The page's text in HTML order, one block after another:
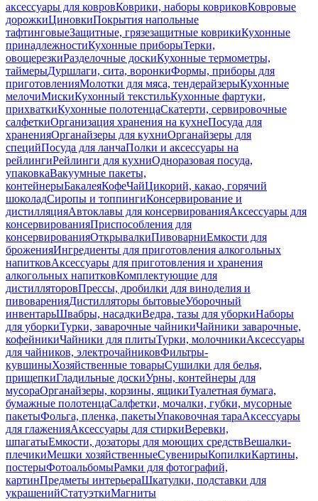
аксессуары для ковровКоврики, наборы ковриковКовровые
дорожкиЦиновкиПокрытия напольные
тафтинговыеЗащитные, грязезащитные коврикиКухонные
принадлежностиКухонные приборыТерки,
овощерезкиРазделочные доскиКухонные термометры,
таймерыДуршлаги, сита, воронкиФормы, приборы для
приготовленияМолотки для мяса, тендерайзерыКухонные
мелочиМискиКухонный текстильКухонные фартуки,
прихваткиКухонные полотенцаСкатерти, сервировочные
салфеткиОрганизация хранения на кухнеПосуда для
храненияОрганайзеры для кухниОрганайзеры для
специйПосуда для ланчаПолки и аксессуары на
рейлингиРейлинги для кухниОдноразовая посуда,
упаковкаВакуумные пакеты,
контейнерыБакалеяКофеЧайЦикорий, какао, горячий
шоколадСиропы и топпингиКонсервирование и
дистилляцияАвтоклавы для консервированияАксессуары для
консервированияПриспособления для
консервированияОткрывалкиПивоварниЕмкости для
броженияИнгредиенты для приготовления алкогольных
напитковАксессуары для приготовления и хранения
алкогольных напитковКомплектующие для
дистилляторовПрессы, дробилки для виноделия и
пивоваренияДистилляторы бытовыеУборочный
инвентарьШвабры, насадкиВедра, тазы для уборкиНаборы
для уборкиТурки, заварочные чайникиЧайники заварочные,
кофейникиЧайники для плитыТурки, молочникиАксессуары
для чайников, электрочайниковФильтры-
кувшиныХозяйственные товарыСушилки для белья,
прищепкиГладильные доскиУрны, контейнеры для
мусораОрганайзеры, корзины, ящикиТуалетная бумага,
бумажные полотенцаСалфетки, мочалки, губки, мусорные
пакетыФольга, пленка, пакетыУпаковочная тараАксессуары
для глаженияАксессуары для стиркиВеревки,
шпагатыЕмкости, дозаторы для моющих средствВешалки-
плечикиМешки хозяйственныеСувенирыКопилкиКартины,
постерыФотоальбомыРамки для фотографий,
картинПредметы интерьераШкатулки, подставки для
украшенийСтатуэткиМагниты